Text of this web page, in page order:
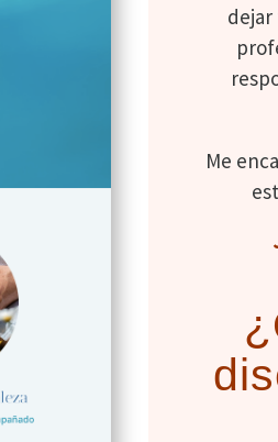
dejar
Me